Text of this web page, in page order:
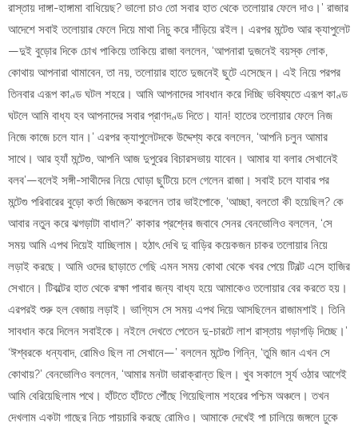
রাস্তায় দাঙ্গা-হাঙ্গামা বাধিয়েছ? ভালো চাও তো সবার হাত থেকে তলোয়ার ফেলে দাও।’ রাজার
আদেশে সবাই তলোয়ার ফেলে দিয়ে মাথা নিচু করে দাঁড়িয়ে রইল। এরপর মন্টেগু আর ক্যাপুলেট
—দুই বুড়োর দিকে চোখ পাকিয়ে তাকিয়ে রাজা বললেন, ‘আপনারা দুজনেই বয়স্ক লোক,
কোথায় আপনারা থামাবেন, তা নয়, তলোয়ার হাতে দুজনেই ছুটে এসেছেন। এই নিয়ে পরপর
তিনবার এরূপ কাণ্ড ঘটল শহরে। আমি আপনাদের সাবধান করে দিচ্ছি ভবিষ্যতে এরূপ কাণ্ড
ঘটলে আমি বাধ্য হব আপনাদের সবার প্রাণদণ্ড দিতে। যান! হাতের তলোয়ার ফেলে নিজ
নিজে কাজে চলে যান।’ এরপর ক্যাপুলেটদকে উদ্দেশ্য করে বললেন, ‘আপনি চলুন আমার
সাথে। আর হ্যাঁ মন্টেগু, আপনি আজ দুপুরের বিচারসভায় যাবেন। আমার যা বলার সেখানেই
বলব’—বলেই সঙ্গী-সাথীদের নিয়ে ঘোড়া ছুটিয়ে চলে গেলেন রাজা। সবাই চলে যাবার পর
মন্টেগু পরিবারের বুড়ো কর্তা জিজ্ঞেস করলেন তার ভাইপোকে, ‘আচ্ছা, বলতো কী হয়েছিল? কে
আবার নতুন করে ঝগড়াটা বাধাল?’ কাকার প্রশ্নের জবাবে সেনর বেনভোলিও বললেন, ‘সে
সময় আমি এপথ দিয়েই যাচ্ছিলাম। হঠাৎ দেখি দু বাড়ির কয়েকজন চাকর তলোয়ার নিয়ে
লড়াই করছে। আমি ওদের ছাড়াতে গেছি এমন সময় কোথা থেকে খবর পেয়ে টিবল্ট এসে হাজির
সেখানে। টিবল্টের হাত থেকে রক্ষা পাবার জন্য বাধ্য হয়ে আমাকেও তলোয়ার বের করতে হয়।
এরপরই শুরু হল বেজায় লড়াই। ভাগ্যিস সে সময় এপথ দিয়ে আসছিলেন রাজামশাই। তিনি
সাবধান করে দিলেন সবাইকে। নইলে দেখতে পেতেন দু-চারটে লাশ রাস্তায় গড়াগড়ি দিচ্ছে।’
‘ঈশ্বরকে ধন্যবাদ, রোমিও ছিল না সেখানে—’ বললেন মন্টেগু গিন্নি, ‘তুমি জান এখন সে
কোথায়?’ বেনভোলিও বললেন, ‘আমার মনটা ভারাক্রান্ত ছিল। খুব সকালে সূর্য ওঠার আগেই
আমি বেরিয়েছিলাম পথে। হাঁটতে হাঁটতে পৌঁছে গিয়েছিলাম শহরের পশ্চিম অঞ্চলে। তখন
দেখলাম একটা গাছের নিচে পায়চারি করছে রোমিও। আমাকে দেখেই পা চালিয়ে জঙ্গলে ঢুকে